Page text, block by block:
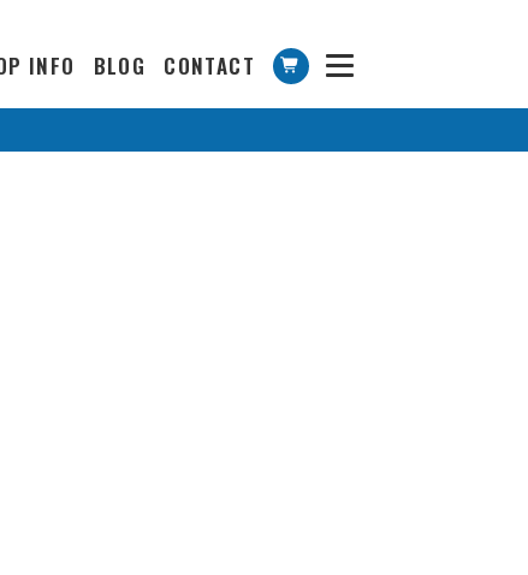
INFO BLOG CONTACT